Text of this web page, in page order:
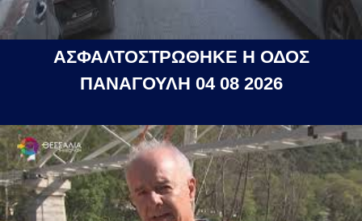
ΑΣΦΑΛΤΟΣΤΡΩΘΗΚΕ Η ΟΔΟΣ
ΠΑΝΑΓΟΥΛΗ 04 08 2026